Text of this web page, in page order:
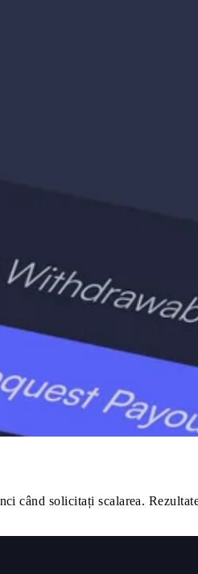
când solicitați scalarea.